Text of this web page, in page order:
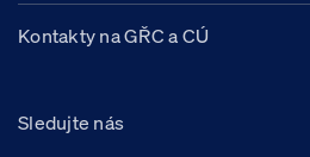
Kontakty na GŘC a CÚ
Sledujte nás